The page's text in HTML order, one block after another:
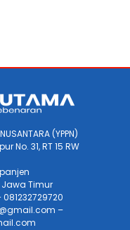
(YPPN)
No. 31, RT 15 RW
Jawa Timur
–